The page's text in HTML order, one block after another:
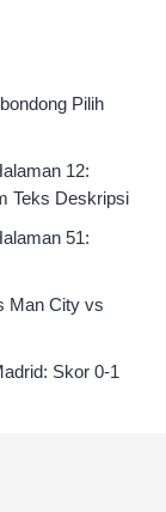
Pilih
12:
Teks Deskripsi
51:
Man City vs
Skor 0-1